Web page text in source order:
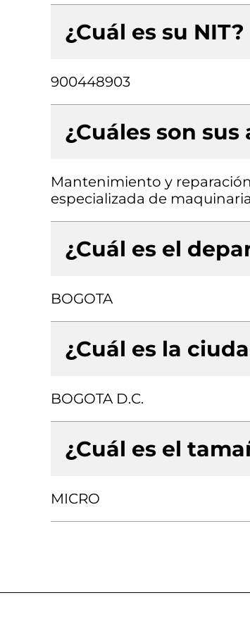
¿Cuál es su NIT?
900448903
¿Cuáles son
Mantenimiento y
especializada de
¿Cuál es el
BOGOTA
¿Cuál es la
BOGOTA D.C.
¿Cuál es el
MICRO